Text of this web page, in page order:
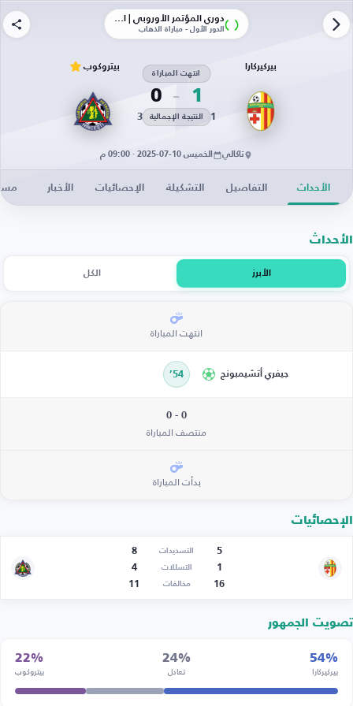
دوري المؤتمر الأوروبي | الأدوار الإقصائية
الدور الأول - مباراة الذهاب
بيركيركارا
1
انتهت المباراة
0
1 النتيجة الإجمالية 3
بيتروكوب
تاكالي الخميس 10-07-2025 · 09:00 م
الأحداث التفاصيل التشكيلة الإحصائيات الأخبار
الأحداث
الأبرز الكل
انتهت المباراة
جيفري أتشيمبونج 54’
0 - 0
منتصف المباراة
بدأت المباراة
الإحصائيات
5 التسديدات
8
1
التسللات
4
16
مخالفات 11
تصويت الجمهور
54%
بيركيركارا
24%
تعادل
22%
بيتروكوب